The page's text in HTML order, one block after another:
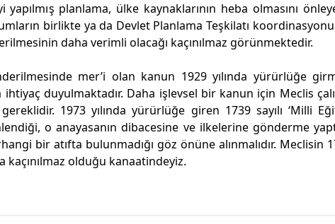
planlama, ülke kaynaklarının heba olmasını
birlikte ya da Devlet Planlama Teşkilatı
daha verimli olacağı kaçınılmaz görünmektedir.
mer’i olan kanun 1929 yılında yürürlüğe
ihtiyaç duyulmaktadır. Daha işlevsel bir kanun için Meclis
1973 yılında yürürlüğe giren 1739 sayılı ‘Milli
o anayasanın dibacesine ve ilkelerine gönderme
bir atıfta bulunmadığı göz önüne alınmalıdır. Meclisin
kaçınılmaz olduğu kanaatindeyiz.